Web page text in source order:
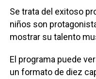
Se trata del exitoso
niños son
mostrar su talento
El programa puede
un formato de diez